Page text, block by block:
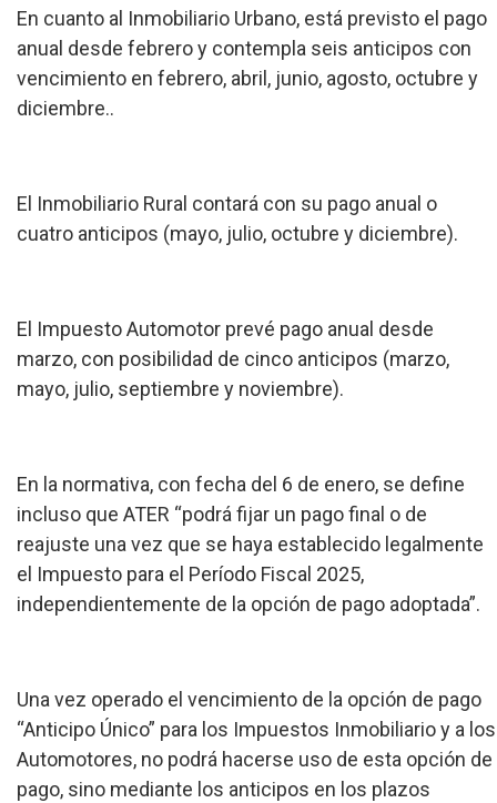
En cuanto al Inmobiliario Urbano, está previsto el pago
anual desde febrero y contempla seis anticipos con
vencimiento en febrero, abril, junio, agosto, octubre y
diciembre..
El Inmobiliario Rural contará con su pago anual o
cuatro anticipos (mayo, julio, octubre y diciembre).
El Impuesto Automotor prevé pago anual desde
marzo, con posibilidad de cinco anticipos (marzo,
mayo, julio, septiembre y noviembre).
En la normativa, con fecha del 6 de enero, se define
incluso que ATER “podrá fijar un pago final o de
reajuste una vez que se haya establecido legalmente
el Impuesto para el Período Fiscal 2025,
independientemente de la opción de pago adoptada”.
Una vez operado el vencimiento de la opción de pago
“Anticipo Único” para los Impuestos Inmobiliario y a los
Automotores, no podrá hacerse uso de esta opción de
pago, sino mediante los anticipos en los plazos